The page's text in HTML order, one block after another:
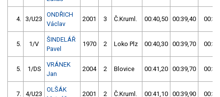
4. 3/U23
ONDŘICH
Václav
2001 3 Č.Kruml. 00:40,50 00:39,40
5. 1/V
ŠINDELÁŘ
Pavel
1970 2 Loko Plz 00:40,30 00:39,70
5. 1/DS
VRÁNEK
Jan
2004 2 Blovice 00:41,20 00:39,70
7. 4/U23
OLŠÁK
2001 2 Č.Kruml. 00:41,10 00:39,90